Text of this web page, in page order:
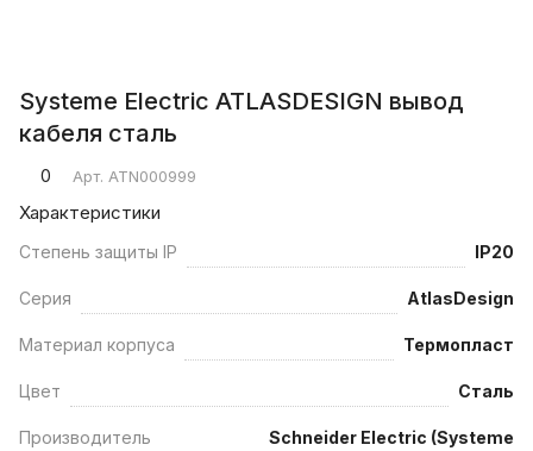
Systeme Electric ATLASDESIGN вывод
кабеля сталь
0 Арт. ATN000999
Характеристики
Степень защиты IP IP20
Серия AtlasDesign
Материал корпуса Термопласт
Цвет Сталь
Производитель
Schneider Electric (Systeme